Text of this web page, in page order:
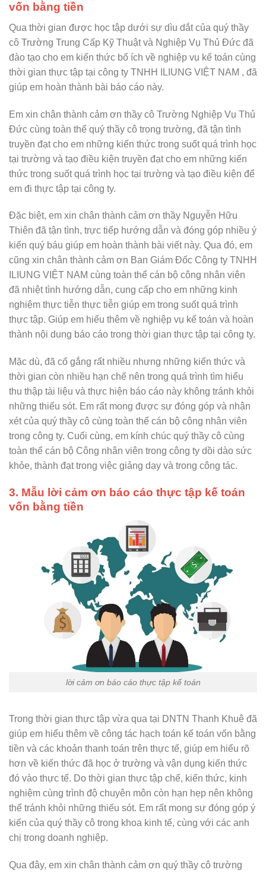
vốn bằng tiền
Qua thời gian được học tập dưới sự dìu dắt của quý thầy
cô Trường Trung Cấp Kỹ Thuật và Nghiệp Vụ Thủ Đức đã
đào tạo cho em kiến thức bổ ích về nghiệp vụ kế toán cùng
thời gian thực tập tại công ty TNHH ILIUNG VIỆT NAM , đã
giúp em hoàn thành bài báo cáo này.
Em xin chân thành cảm ơn thầy cô Trường Nghiệp Vụ Thủ
Đức cùng toàn thể quý thầy cô trong trường, đã tận tình
truyền đạt cho em những kiến thức trong suốt quá trình học
tại trường và tạo điều kiện truyền đạt cho em những kiến
thức trong suốt quá trình học tại trường và tạo điều kiện để
em đi thực tập tại công ty.
Đặc biệt, em xin chân thành cảm ơn thầy Nguyễn Hữu
Thiên đã tận tình, trực tiếp hướng dẫn và đóng góp nhiều ý
kiến quý báu giúp em hoàn thành bài viết này. Qua đó, em
cũng xin chân thành cảm ơn Ban Giám Đốc Công ty TNHH
ILIUNG VIỆT NAM cùng toàn thể cán bộ công nhân viên
đã nhiệt tình hướng dẫn, cung cấp cho em những kinh
nghiệm thực tiễn thực tiễn giúp em trong suốt quá trình
thực tập. Giúp em hiểu thêm về nghiệp vụ kế toán và hoàn
thành nội dung báo cáo trong thời gian thực tập tại công ty.
Mặc dù, đã cố gắng rất nhiều nhưng những kiến thức và
thời gian còn nhiều hạn chế nên trong quá trình tìm hiểu
thu thập tài liệu và thực hiện báo cáo này không tránh khỏi
những thiếu sót. Em rất mong được sự đóng góp và nhận
xét của quý thầy cô cùng toàn thể cán bộ công nhân viên
trong công ty. Cuối cùng, em kính chúc quý thầy cô cùng
toàn thể cán bộ Công nhân viên trong công ty dồi dào sức
khỏe, thành đạt trong việc giảng dạy và trong công tác.
3. Mẫu lời cảm ơn báo cáo thực tập kế toán
vốn bằng tiền
lời cảm ơn báo cáo thực tập kế toán
Trong thời gian thực tập vừa qua tại DNTN Thanh Khuê đã
giúp em hiểu thêm về công tác hạch toán kế toán vốn bằng
tiền và các khoản thanh toán trên thực tế, giúp em hiểu rõ
hơn về kiến thức đã học ở trường và vận dụng kiến thức
đó vào thực tế. Do thời gian thực tập chế, kiến thức, kinh
nghiệm cùng trình độ chuyên môn còn hạn hẹp nên không
thể tránh khỏi những thiếu sót. Em rất mong sự đóng góp ý
kiến của quý thầy cô trong khoa kinh tế, cùng với các anh
chị trong doanh nghiệp.
Qua đây, em xin chân thành cảm ơn quý thầy cô trường